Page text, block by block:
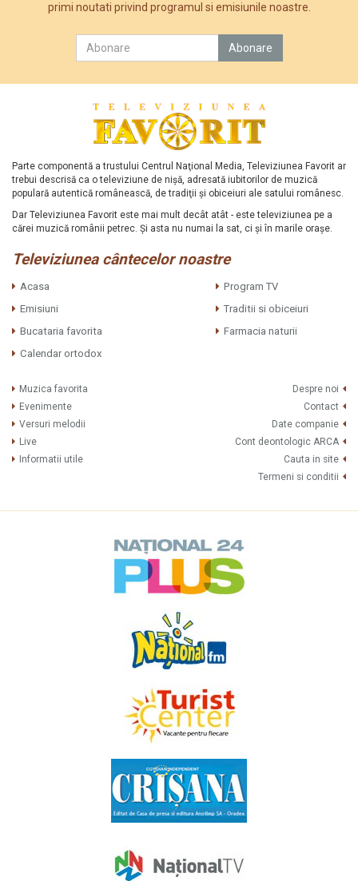
primi noutati privind programul si emisiunile noastre.
Parte componentă a trustului Centrul Naţional Media, Televiziunea Favorit ar
trebui descrisă ca o televiziune de nişă, adresată iubitorilor de muzică
populară autentică românească, de tradiţii şi obiceiuri ale satului românesc.
Dar Televiziunea Favorit este mai mult decât atât - este televiziunea pe a
cărei muzică românii petrec. Şi asta nu numai la sat, ci şi în marile oraşe.
Televiziunea cântecelor noastre
Acasa
Program TV
Emisiuni
Traditii si obiceiuri
Bucataria favorita
Farmacia naturii
Calendar ortodox
Muzica favorita
Evenimente
Versuri melodii
Live
Informatii utile
Despre noi
Contact
Date companie
Cont deontologic ARCA
Cauta in site
Termeni si conditii